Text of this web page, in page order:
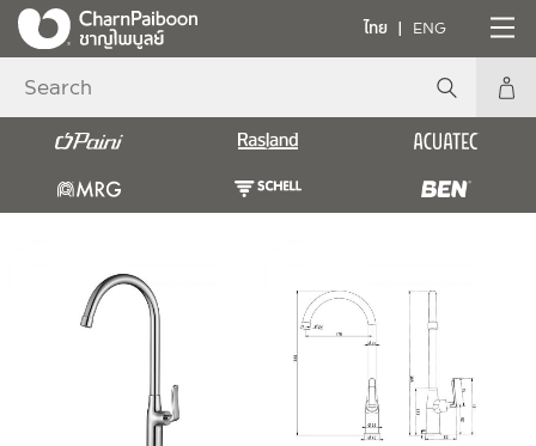
ไทย ENG